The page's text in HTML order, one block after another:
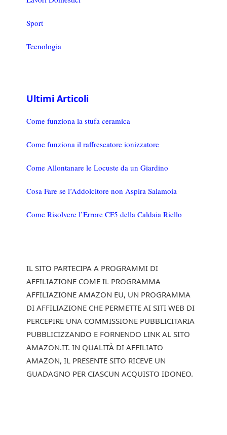
Sport
Tecnologia
Ultimi Articoli
Come funziona la stufa ceramica
Come funziona il raffrescatore ionizzatore
Come Allontanare le Locuste da un Giardino
Cosa Fare se l’Addolcitore non Aspira Salamoia
Come Risolvere l’Errore CF5 della Caldaia Riello
IL SITO PARTECIPA A PROGRAMMI DI
AFFILIAZIONE COME IL PROGRAMMA
AFFILIAZIONE AMAZON EU, UN PROGRAMMA
DI AFFILIAZIONE CHE PERMETTE AI SITI WEB DI
PERCEPIRE UNA COMMISSIONE PUBBLICITARIA
PUBBLICIZZANDO E FORNENDO LINK AL SITO
AMAZON.IT. IN QUALITÀ DI AFFILIATO
AMAZON, IL PRESENTE SITO RICEVE UN
GUADAGNO PER CIASCUN ACQUISTO IDONEO.